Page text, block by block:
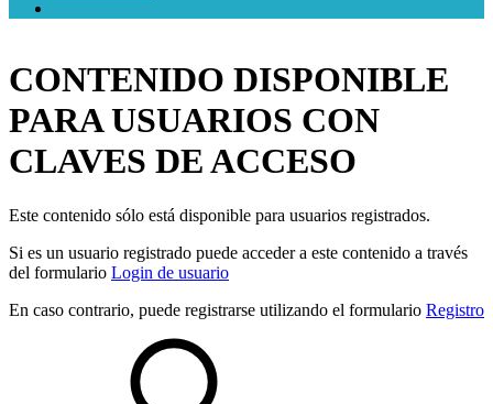
CONTENIDO DISPONIBLE
PARA USUARIOS CON
CLAVES DE ACCESO
Este contenido sólo está disponible para usuarios registrados.
Si es un usuario registrado puede acceder a este contenido a través
del formulario Login de usuario
En caso contrario, puede registrarse utilizando el formulario Registro